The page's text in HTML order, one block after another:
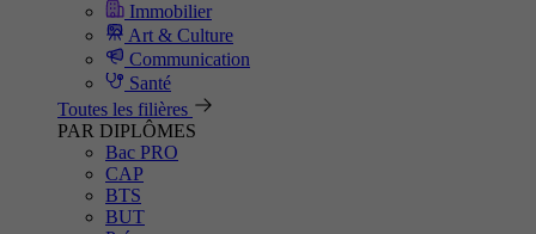
Immobilier
Art & Culture
Communication
Santé
Toutes les filières
PAR DIPLÔMES
Bac PRO
CAP
BTS
BUT